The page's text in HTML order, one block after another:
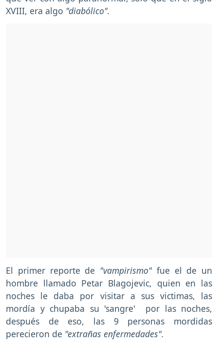
XVIII, era algo "diabólico".
El primer reporte de "vampirismo" fue el de un
hombre llamado Petar Blagojevic, quien en las
noches le daba por visitar a sus victimas, las
mordía y chupaba su 'sangre' por las noches,
después de eso, las 9 personas mordidas
perecieron de "extrañas enfermedades".